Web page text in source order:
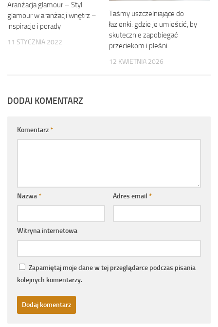
Aranżacja glamour – Styl
glamour w aranżacji wnętrz –
inspiracje i porady
11 STYCZNIA 2022
Taśmy uszczelniające do
łazienki: gdzie je umieścić, by
skutecznie zapobiegać
przeciekom i pleśni
12 KWIETNIA 2026
DODAJ KOMENTARZ
Komentarz*
Nazwa* Adres email *
Witryna internetowa
Zapamiętaj moje dane w tej przeglądarce podczas pisania
kolejnych komentarzy.